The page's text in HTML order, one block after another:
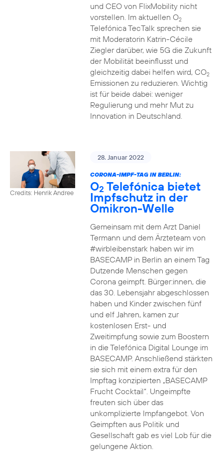
und CEO von FlixMobility nicht
vorstellen. Im aktuellen O2
Telefónica TecTalk sprechen sie
mit Moderatorin Katrin-Cécile
Ziegler darüber, wie 5G die Zukunft
der Mobilität beeinflusst und
gleichzeitig dabei helfen wird, CO2
Emissionen zu reduzieren. Wichtig
ist für beide dabei: weniger
Regulierung und mehr Mut zu
Innovation in Deutschland.
Credits: Henrik Andree
28. Januar 2022
CORONA-IMPF-TAG IN BERLIN:
O2 Telefónica bietet
Impfschutz in der
Omikron-Welle
Gemeinsam mit dem Arzt Daniel
Termann und dem Ärzteteam von
#wirbleibenstark haben wir im
BASECAMP in Berlin an einem Tag
Dutzende Menschen gegen
Corona geimpft. Bürger:innen, die
das 30. Lebensjahr abgeschlossen
haben und Kinder zwischen fünf
und elf Jahren, kamen zur
kostenlosen Erst- und
Zweitimpfung sowie zum Boostern
in die Telefónica Digital Lounge im
BASECAMP. Anschließend stärkten
sie sich mit einem extra für den
Impftag konzipierten „BASECAMP
Frucht Cocktail“. Ungeimpfte
freuten sich über das
unkomplizierte Impfangebot. Von
Geimpften aus Politik und
Gesellschaft gab es viel Lob für die
gelungene Aktion.